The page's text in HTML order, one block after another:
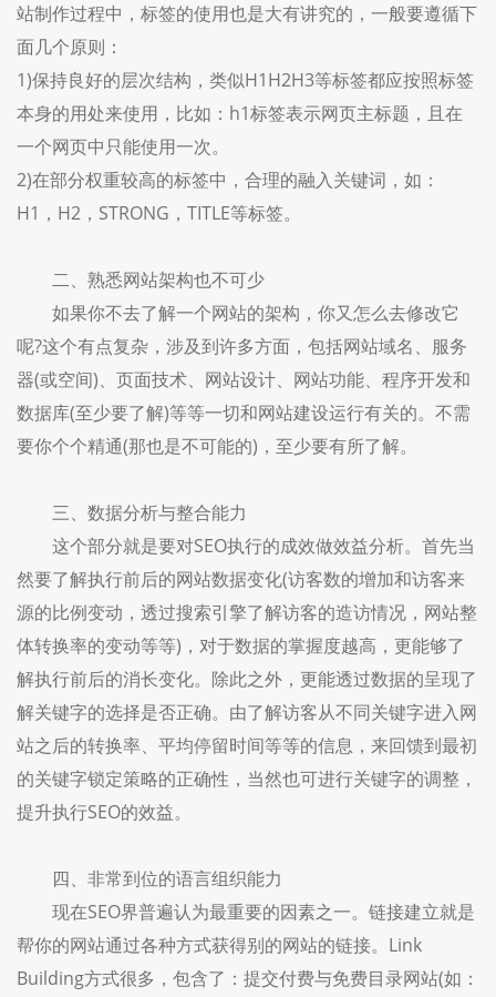
站制作过程中，标签的使用也是大有讲究的，一般要遵循下
面几个原则：
1)保持良好的层次结构，类似H1H2H3等标签都应按照标签
本身的用处来使用，比如：h1标签表示网页主标题，且在
一个网页中只能使用一次。
2)在部分权重较高的标签中，合理的融入关键词，如：
H1，H2，STRONG，TITLE等标签。
二、熟悉网站架构也不可少
如果你不去了解一个网站的架构，你又怎么去修改它
呢?这个有点复杂，涉及到许多方面，包括网站域名、服务
器(或空间)、页面技术、网站设计、网站功能、程序开发和
数据库(至少要了解)等等一切和网站建设运行有关的。不需
要你个个精通(那也是不可能的)，至少要有所了解。
三、数据分析与整合能力
这个部分就是要对SEO执行的成效做效益分析。首先当
然要了解执行前后的网站数据变化(访客数的增加和访客来
源的比例变动，透过搜索引擎了解访客的造访情况，网站整
体转换率的变动等等)，对于数据的掌握度越高，更能够了
解执行前后的消长变化。除此之外，更能透过数据的呈现了
解关键字的选择是否正确。由了解访客从不同关键字进入网
站之后的转换率、平均停留时间等等的信息，来回馈到最初
的关键字锁定策略的正确性，当然也可进行关键字的调整，
提升执行SEO的效益。
四、非常到位的语言组织能力
现在SEO界普遍认为最重要的因素之一。链接建立就是
帮你的网站通过各种方式获得别的网站的链接。Link
Building方式很多，包含了：提交付费与免费目录网站(如：